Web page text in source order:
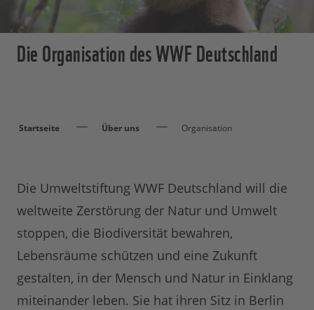
Die Organisation des WWF Deutschland
Startseite Über uns Organisation
Die Umweltstiftung WWF Deutschland will die
weltweite Zerstörung der Natur und Umwelt
stoppen, die Biodiversität bewahren,
Lebensräume schützen und eine Zukunft
gestalten, in der Mensch und Natur in Einklang
miteinander leben. Sie hat ihren Sitz in Berlin